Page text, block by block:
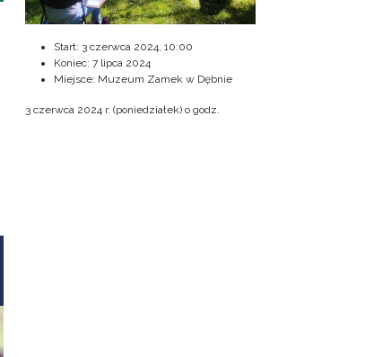
Start: 3 czerwca 2024, 10:00
Koniec: 7 lipca 2024
Miejsce: Muzeum Zamek w Dębnie
3 czerwca 2024 r. (poniedziałek) o godz.